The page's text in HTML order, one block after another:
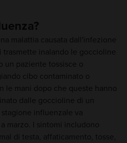
malattia causata dall'infezione
trasmette inalando le goccioline
un paziente tossisce o
cibo contaminato o
le mani dopo che queste hanno
dalle goccioline di un
stagione influenzale va
marzo. I sintomi includono
di testa, affaticamento, tosse,